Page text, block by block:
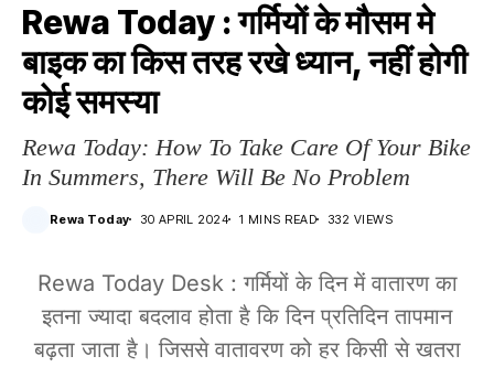
Rewa Today : गर्मियों के मौसम मे
बाइक का किस तरह रखे ध्यान, नहीं होगी
कोई समस्या
Rewa Today: How To Take Care Of Your Bike
In Summers, There Will Be No Problem
Rewa Today 30 APRIL 2024 1 MINS READ 332 VIEWS
Rewa Today Desk : गर्मियों के दिन में वातारण का
इतना ज्यादा बदलाव होता है कि दिन प्रतिदिन तापमान
बढ़ता जाता है। जिससे वातावरण को हर किसी से खतरा